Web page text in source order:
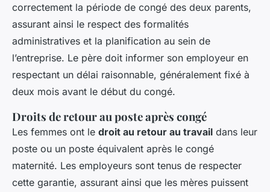
correctement la période de congé des deux parents,
assurant ainsi le respect des formalités
administratives et la planification au sein de
l’entreprise. Le père doit informer son employeur en
respectant un délai raisonnable, généralement fixé à
deux mois avant le début du congé.
Droits de retour au poste après congé
Les femmes ont le droit au retour au travail dans leur
poste ou un poste équivalent après le congé
maternité. Les employeurs sont tenus de respecter
cette garantie, assurant ainsi que les mères puissent